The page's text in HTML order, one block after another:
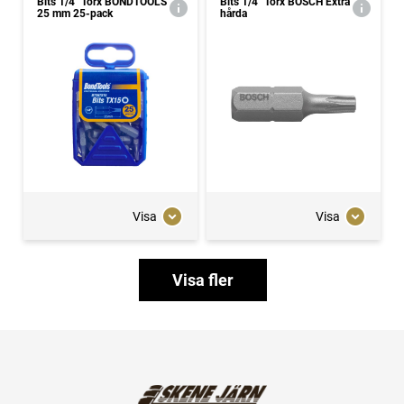
25 mm 25-pack
Visa
hårda
Visa
Visa fler